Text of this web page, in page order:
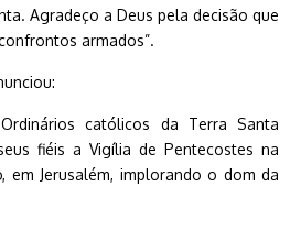
Agradeço a Deus pela decisão que
armados”.
católicos da Terra Santa
fiéis a Vigília de Pentecostes na
em Jerusalém, implorando o dom da